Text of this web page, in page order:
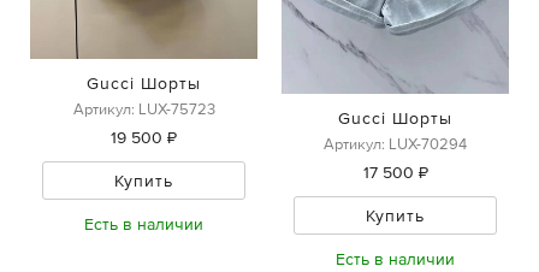
Gucci Шорты
Артикул: LUX-75723
19 500 ₽
Купить
Есть в наличии
Gucci Шорты
Артикул: LUX-70294
17 500 ₽
Купить
Есть в наличии